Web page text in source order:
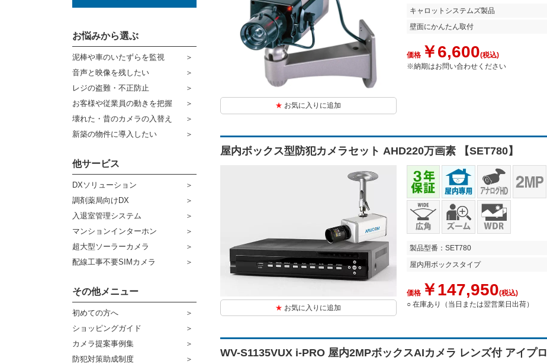
その他形状のカメラ
ハウジング
ブラケット
ケーブル
コネクター
その他周辺機器
防災グッズ
センサーライト・アラーム
防犯ステッカー
宅配ボックス
販売終了商品
お悩みから選ぶ
泥棒や車のいたずらを監視
音声と映像を残したい
レジの盗難・不正防止
お客様や従業員の動きを把握
壊れた・昔のカメラの入替え
新築の物件に導入したい
他サービス
DXソリューション
調剤薬局向けDX
入退室管理システム
マンションインターホン
超大型ソーラーカメラ
配線工事不要SIMカメラ
その他メニュー
初めての方へ
ショッピングガイド
カメラ提案事例集
防犯対策助成制度
お気に入りに追加
キャロットシステムズ製品
壁面にかんたん取付
価格￥6,600(税込)
※納期はお問い合わせください
屋内ボックス型防犯カメラセット AHD220万画素 【SET780】
お気に入りに追加
製品型番：SET780
屋内用ボックスタイプ
価格￥147,950(税込)
○ 在庫あり（当日または翌営業日出荷）
WV-S1135VUX i-PRO 屋内2MPボックスAIカメラ レンズ付 アイプロ